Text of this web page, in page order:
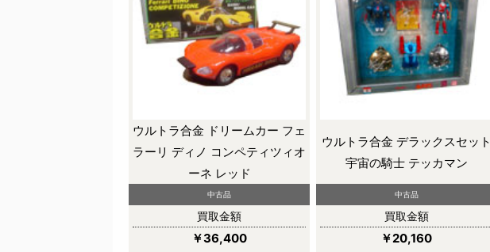
ウルトラ合金 ドリームカー フェ
ラーリ ディノ コンペティツィオ
ーネ レッド
中古品
買取金額
￥36,400
ウルトラ合金 デラックスセット
宇宙の騎士 テッカマン
中古品
買取金額
￥20,160